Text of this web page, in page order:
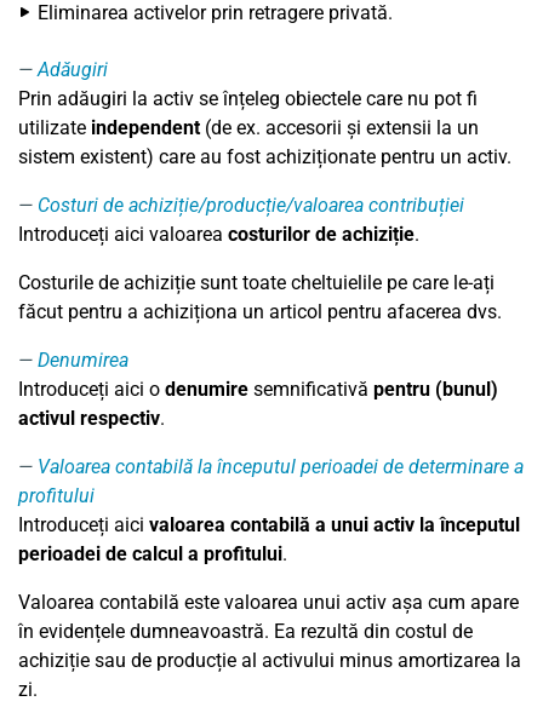
Eliminarea activelor prin retragere privată.
Adăugiri
Prin adăugiri la activ se înțeleg obiectele care nu pot fi
utilizate independent(de ex. accesorii și extensii la un
sistem existent) care au fost achiziționate pentru un activ.
Costuri de achiziție/producție/valoarea contribuției
Introduceți aici valoarea costurilor de achiziție.
Costurile de achiziție sunt toate cheltuielile pe care le-ați
făcut pentru a achiziționa un articol pentru afacerea dvs.
Denumirea
Introduceți aici o denumire semnificativă pentru (bunul)
activul respectiv.
Valoarea contabilă la începutul perioadei de determinare a
profitului
Introduceți aici valoarea contabilă a unui activ la începutul
perioadei de calcul a profitului.
Valoarea contabilă este valoarea unui activ așa cum apare
în evidențele dumneavoastră. Ea rezultă din costul de
achiziție sau de producție al activului minus amortizarea la
zi.